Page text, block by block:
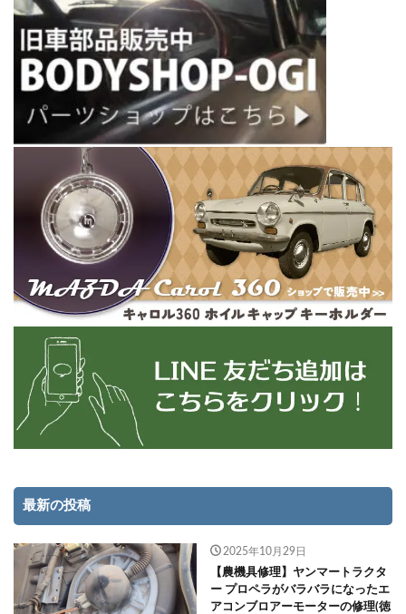
最新の投稿
2025年10月29日
【農機具修理】ヤンマートラクタ
ー プロペラがバラバラになったエ
アコンブロアーモーターの修理(徳